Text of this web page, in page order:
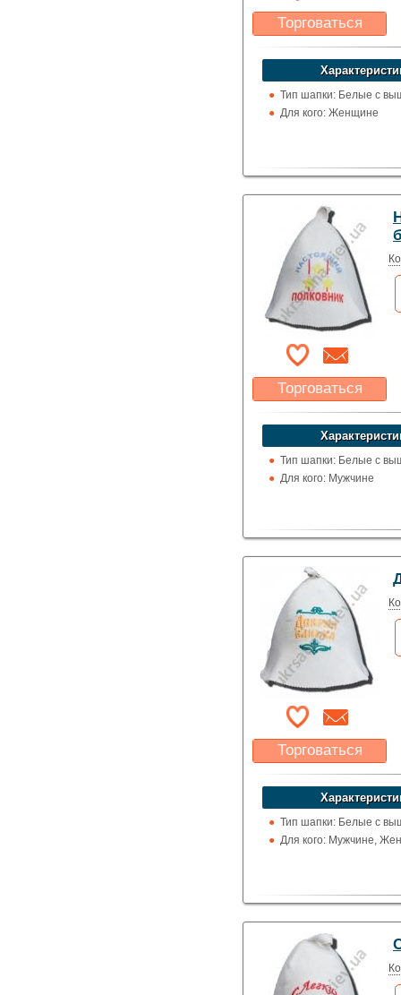
Торговаться
Какая цена Вас
устроит?
Указать цену
Тип шапки: Белые с
Для кого: Женщине
Торговаться
Какая цена Вас
устроит?
Указать цену
Тип шапки: Белые с
Для кого: Мужчине
Торговаться
Какая цена Вас
устроит?
Указать цену
Тип шапки: Белые с
Для кого: Мужчине,